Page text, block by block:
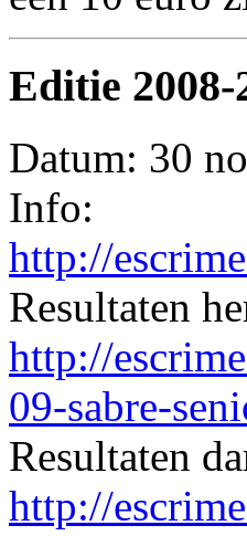
Editie 2008-
Datum: 30
Info:
http://
Resultaten
http://
09-sabre-
Resultaten
http://